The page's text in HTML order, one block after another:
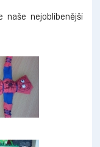
nejoblíbenější